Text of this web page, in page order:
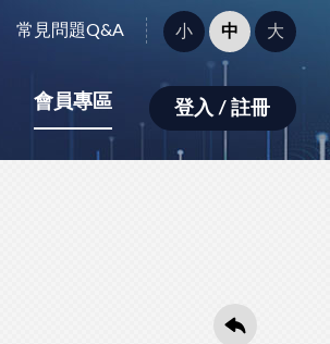
常見問題Q&A
字
型
小：
小 中 大
會員專區 登入 / 註冊